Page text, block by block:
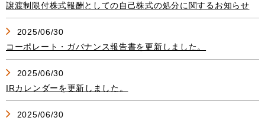
譲渡制限付株式報酬としての自己株式の処分に関するお知らせ
2025/06/30
コーポレート・ガバナンス報告書を更新しました。
2025/06/30
IRカレンダーを更新しました。
2025/06/30